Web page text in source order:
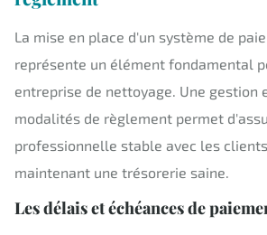
La mise en place d'un système de
représente un élément fondamental
entreprise de nettoyage. Une gestion
modalités de règlement permet
professionnelle stable avec les
maintenant une trésorerie saine.
Les délais et échéances de